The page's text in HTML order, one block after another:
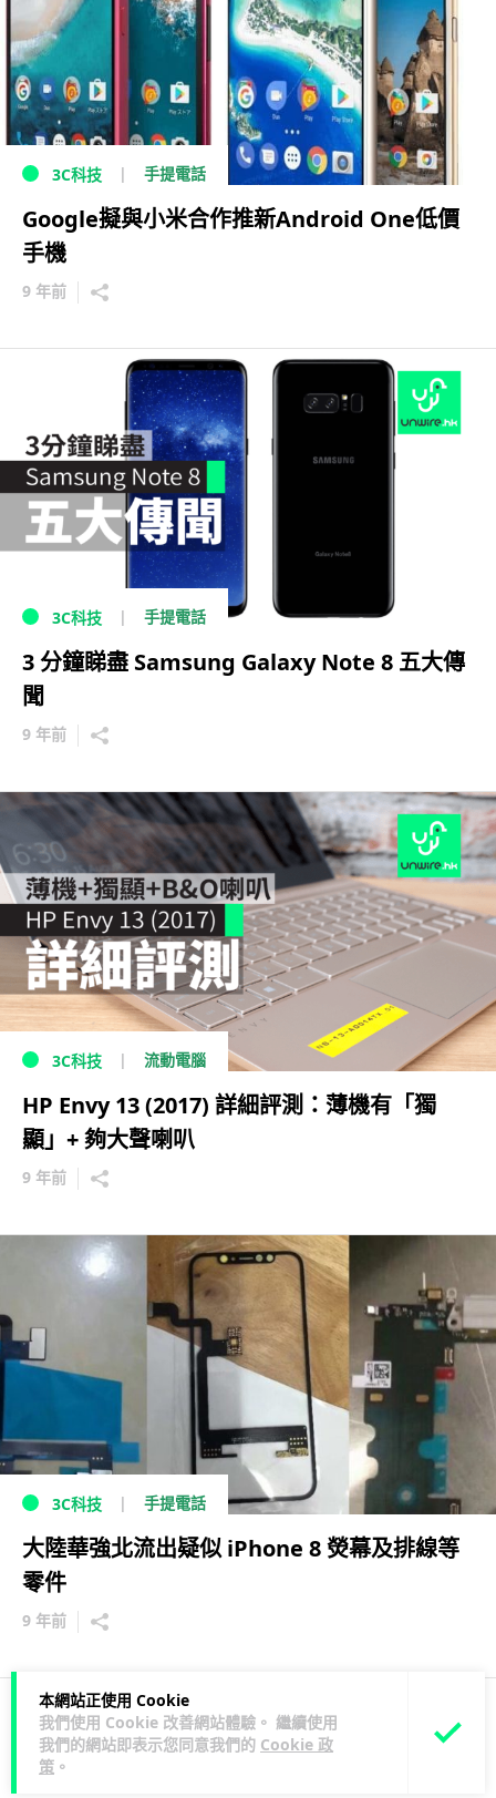
本網站正使用 Cookie
我們使用 Cookie 改善網站體驗。 繼續使用
我們的網站即表示您同意我們的 Cookie 政
策 。
3C科技 手提電話
Google擬與小米合作推新Android One低價
手機
9 年前
3C科技 手提電話
3 分鐘睇盡 Samsung Galaxy Note 8 五大傳
聞
9 年前
3C科技 流動電腦
HP Envy 13 (2017) 詳細評測：薄機有「獨
顯」+ 夠大聲喇叭
9 年前
3C科技 手提電話
大陸華強北流出疑似 iPhone 8 熒幕及排線等
零件
9 年前
1 2 3